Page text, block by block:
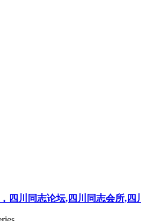
四川同志论坛,四川同志会所,